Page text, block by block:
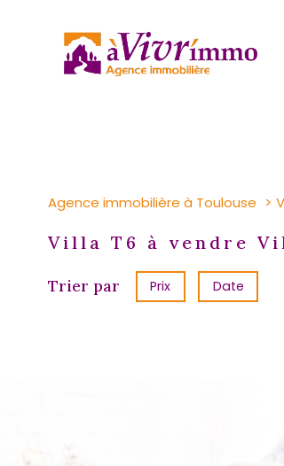
Agence immobilière à Toulouse
Villa T6 à vendre
Trier par Prix Date